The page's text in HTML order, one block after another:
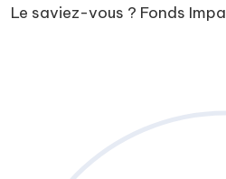
Le saviez-vous ? Fonds